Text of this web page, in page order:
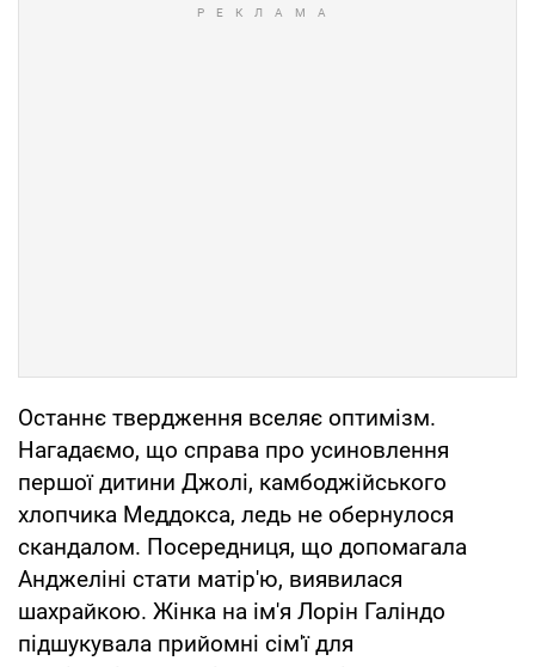
Останнє твердження вселяє оптимізм.
Нагадаємо, що справа про усиновлення
першої дитини Джолі, камбоджійського
хлопчика Меддокса, ледь не обернулося
скандалом. Посередниця, що допомагала
Анджеліні стати матір'ю, виявилася
шахрайкою. Жінка на ім'я Лорін Галіндо
підшукувала прийомні сім'ї для